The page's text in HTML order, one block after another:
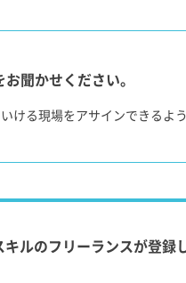
聞かせください。
ける現場をアサインできるよ
キルのフリーランスが登録